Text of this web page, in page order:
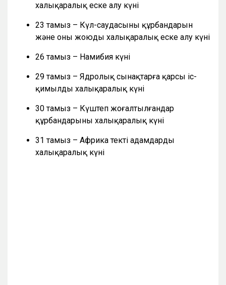
халықаралық еске алу күні
23 тамыз – Күл-саудасының құрбандарын
және оны жоюды халықаралық еске алу күні
26 тамыз – Намибия күні
29 тамыз – Ядролық сынақтарға қарсы іс-
қимылдың халықаралық күні
30 тамыз – Күштеп жоғалтылғандар
құрбандарының халықаралық күні
31 тамыз – Африка текті адамдардың
халықаралық күні